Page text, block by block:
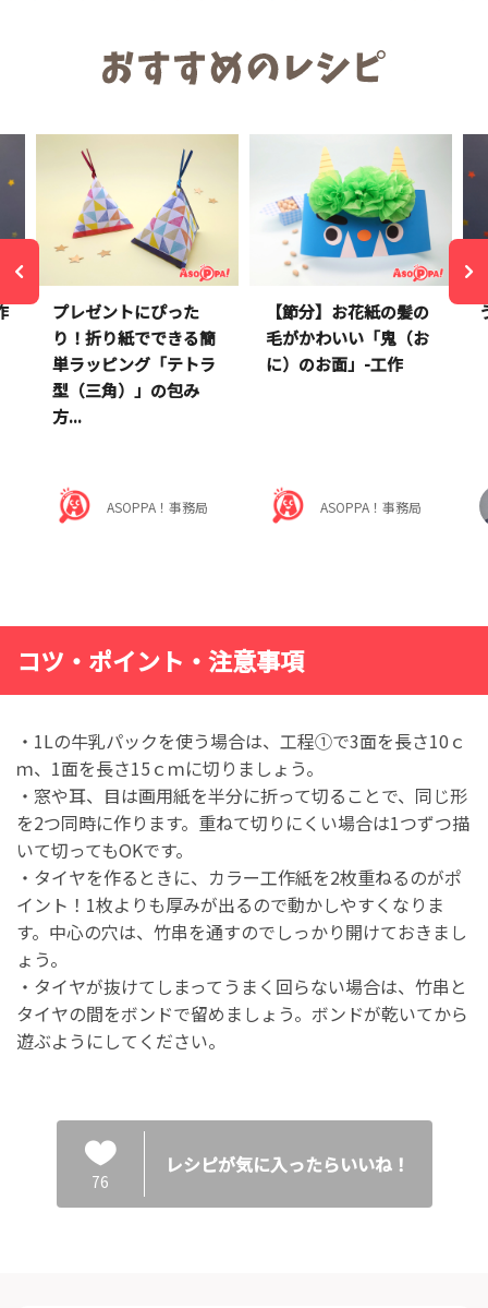
プレゼントにぴった
り！折り紙でできる簡
単ラッピング「テトラ
型（三角）」の包み
方...
ASOPPA！事務局
【節分】お花紙の髪の
毛がかわいい「鬼（お
に）のお面」-工作
ASOPPA！事務局
コツ・ポイント・注意事項
・1Lの牛乳パックを使う場合は、工程①で3面を長さ10ｃ
ｍ、1面を長さ15ｃｍに切りましょう。
・窓や耳、目は画用紙を半分に折って切ることで、同じ形
を2つ同時に作ります。重ねて切りにくい場合は1つずつ描
いて切ってもOKです。
・タイヤを作るときに、カラー工作紙を2枚重ねるのがポ
イント！1枚よりも厚みが出るので動かしやすくなりま
す。中心の穴は、竹串を通すのでしっかり開けておきまし
ょう。
・タイヤが抜けてしまってうまく回らない場合は、竹串と
タイヤの間をボンドで留めましょう。ボンドが乾いてから
遊ぶようにしてください。
76
レシピが気に入ったらいいね！